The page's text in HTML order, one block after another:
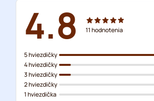
4.8 11hodnotenia
5 hviezdičky
4 hviezdičky
3 hviezdičky
2 hviezdičky
1 hviezdička